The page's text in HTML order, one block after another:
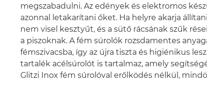
megszabadulni. Az edények és elektromos
azonnal letakarítani őket. Ha helyre akarja
nem visel kesztyűt, és a sütő rácsának szűk
a piszoknak. A fém súrolók rozsdamentes
fémszivacsba, így az újra tiszta és higiénikus
tartalék acélsúrolót is tartalmaz, amely
Glitzi Inox fém súrolóval erőlködés nélkül,